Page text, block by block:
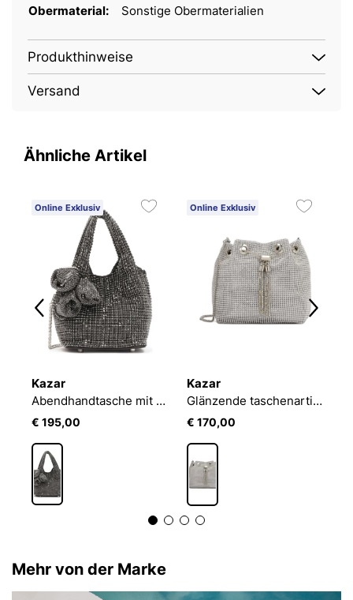
Obermaterial: Sonstige Obermaterialien
Produkthinweise
Versand
Ähnliche Artikel
Online Exklusiv
Kazar
Abendhandtasche mit Zirkonen
€ 195,00
Online Exklusiv
Kazar
Glänzende taschenartige Tasche
€ 170,00
Mehr von der Marke